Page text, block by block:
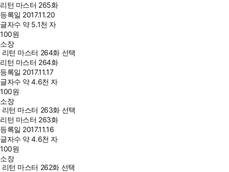
리턴 마스터 265화
등록일 2017.11.20
글자수 약 5.1천 자
100원
소장
리턴 마스터 264화 선택
리턴 마스터 264화
등록일 2017.11.17
글자수 약 4.6천 자
100원
소장
리턴 마스터 263화 선택
리턴 마스터 263화
등록일 2017.11.16
글자수 약 4.6천 자
100원
소장
리턴 마스터 262화 선택